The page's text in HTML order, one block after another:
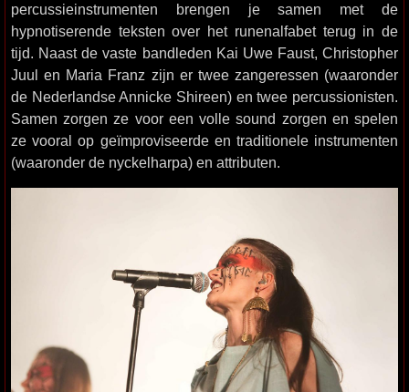
percussieinstrumenten brengen je samen met de
hypnotiserende teksten over het runenalfabet terug in de
tijd. Naast de vaste bandleden Kai Uwe Faust, Christopher
Juul en Maria Franz zijn er twee zangeressen (waaronder
de Nederlandse Annicke Shireen) en twee percussionisten.
Samen zorgen ze voor een volle sound zorgen en spelen
ze vooral op geïmproviseerde en traditionele instrumenten
(waaronder de nyckelharpa) en attributen.